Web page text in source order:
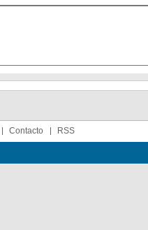
Contacto RSS